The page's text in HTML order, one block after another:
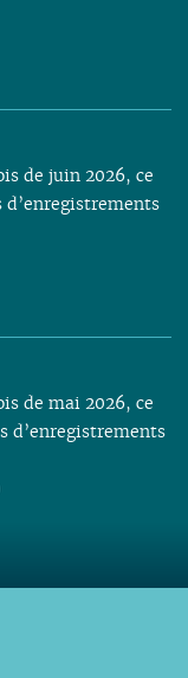
de juin 2026, ce
d’enregistrements
de mai 2026, ce
d’enregistrements